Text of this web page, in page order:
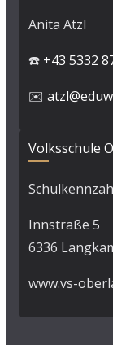
Anita Atzl
☎️ +43 5332
✉️
Volksschule
Innstraße 5
6336
www.vs-